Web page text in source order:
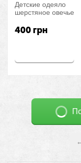
Детские одеяло
шерстяное овечье
400 грн